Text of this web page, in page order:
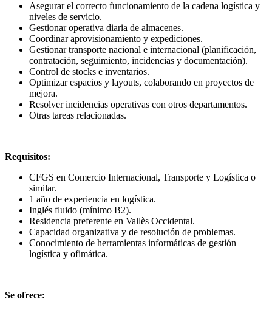
Asegurar el correcto funcionamiento de la cadena logística y
niveles de servicio.
Gestionar operativa diaria de almacenes.
Coordinar aprovisionamiento y expediciones.
Gestionar transporte nacional e internacional (planificación,
contratación, seguimiento, incidencias y documentación).
Control de stocks e inventarios.
Optimizar espacios y layouts, colaborando en proyectos de
mejora.
Resolver incidencias operativas con otros departamentos.
Otras tareas relacionadas.
Requisitos:
CFGS en Comercio Internacional, Transporte y Logística o
similar.
1 año de experiencia en logística.
Inglés fluido (mínimo B2).
Residencia preferente en Vallès Occidental.
Capacidad organizativa y de resolución de problemas.
Conocimiento de herramientas informáticas de gestión
logística y ofimática.
Se ofrece: